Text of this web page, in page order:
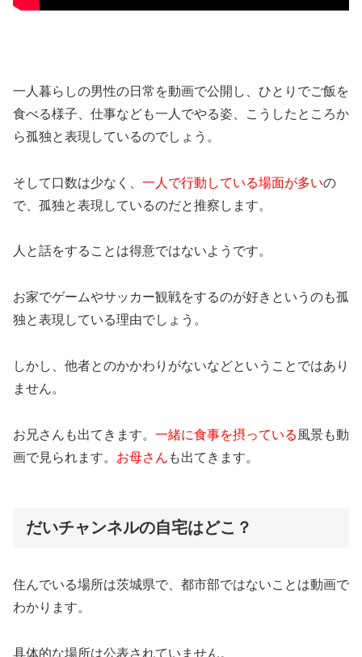
一人暮らしの男性の日常を動画で公開し、ひとりでご飯を
食べる様子、仕事なども一人でやる姿、こうしたところか
ら孤独と表現しているのでしょう。
そして口数は少なく、 一人で行動している場面が多いの
で、孤独と表現しているのだと推察します。
人と話をすることは得意ではないようです。
お家でゲームやサッカー観戦をするのが好きというのも孤
独と表現している理由でしょう。
しかし、他者とのかかわりがないなどということではあり
ません。
お兄さんも出てきます。 一緒に食事を摂っている 風景も動
画で見られます。 お母さん も出てきます。
だいチャンネルの自宅はどこ？
住んでいる場所は茨城県で、都市部ではないことは動画で
わかります。
具体的な場所は公表されていません。